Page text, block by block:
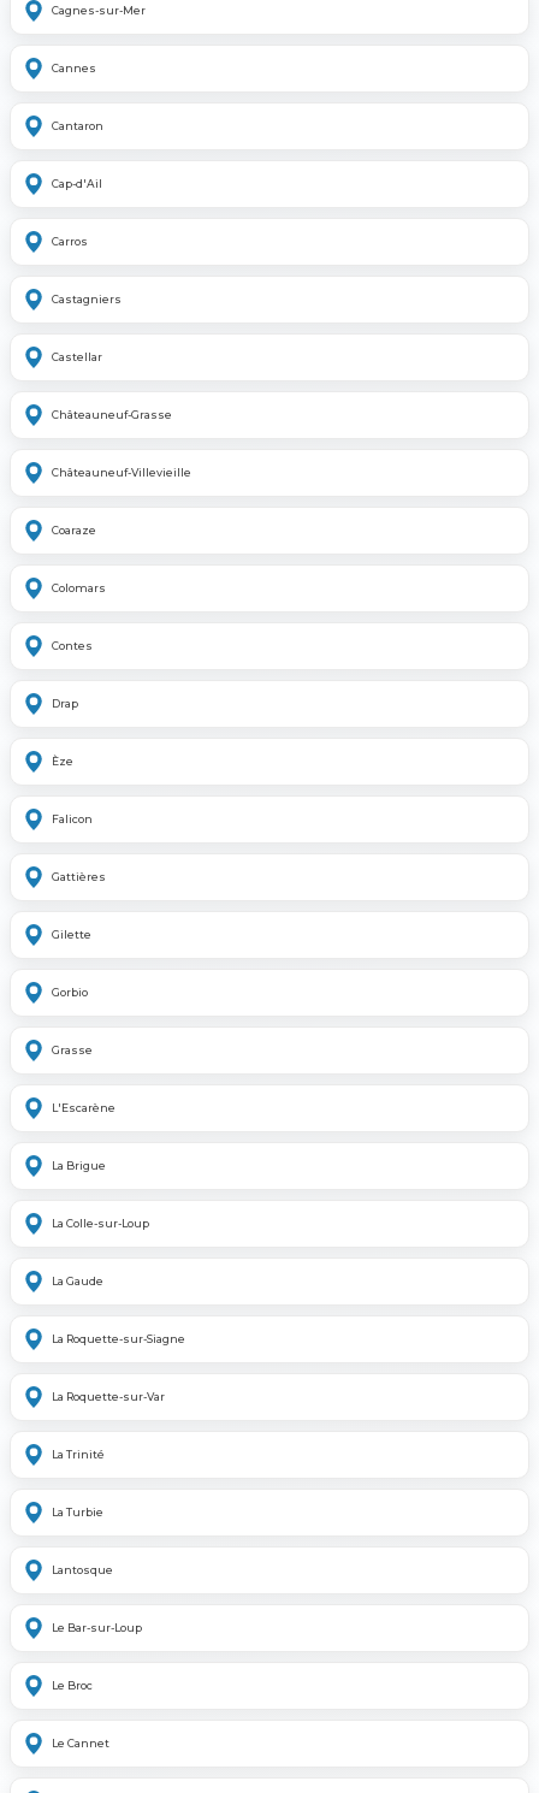
Cagnes-sur-Mer
Cannes
Cantaron
Cap-d'Ail
Carros
Castagniers
Castellar
Châteauneuf-Grasse
Châteauneuf-Villevieille
Coaraze
Colomars
Contes
Drap
Èze
Falicon
Gattières
Gilette
Gorbio
Grasse
L'Escarène
La Brigue
La Colle-sur-Loup
La Gaude
La Roquette-sur-Siagne
La Roquette-sur-Var
La Trinité
La Turbie
Lantosque
Le Bar-sur-Loup
Le Broc
Le Cannet